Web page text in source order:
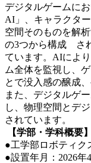
デジタルゲームに
AI」、キャラクタ
空間そのものを解
の3つから構成 さ
ています。AIによ
ム全体を監視し、
とで没入感の醸成
また、デジタルゲ
し、物理空間とデ
されています。
【学部・学科概要】
●工学部ロボティク
●設置年月：2026年